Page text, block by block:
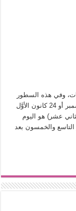
وفي هذه السطور
نحكي حكايات الأيام.. واليوم هو 24 ديسمبر. 24 ديسمبر أو 24 كانون الأوَّل
الثاني عشر) هو اليوم
(358) من السنة، أو التاسع والخمسون بعد